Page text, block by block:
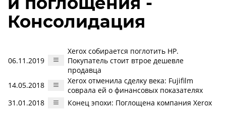
Консолидация
06.11.2019
Xerox собирается поглотить HP.
Покупатель стоит втрое дешевле
продавца
14.05.2018
Xerox отменила сделку века: Fujifilm
соврала ей о финансовых показателях
31.01.2018
Конец эпохи: Поглощена компания Xerox